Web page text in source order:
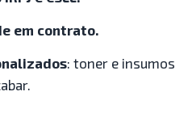
em contrato.
: toner e insumos